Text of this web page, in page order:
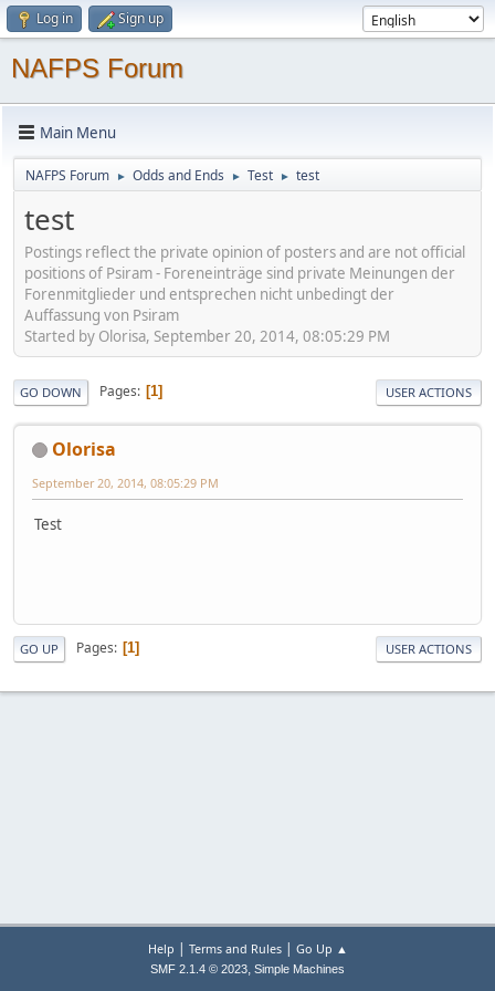
Log in Sign up
NAFPS Forum
Main Menu
NAFPS Forum ► Odds and Ends ► Test ► test
test
Postings reflect the private opinion of posters and are not official
positions of Psiram - Foreneinträge sind private Meinungen der
Forenmitglieder und entsprechen nicht unbedingt der
Auffassung von Psiram
Started by Olorisa, September 20, 2014, 08:05:29 PM
GO DOWN Pages 1 USER ACTIONS
Olorisa
September 20, 2014, 08:05:29 PM
Test
GO UP Pages 1 USER ACTIONS
Help | Terms and Rules| Go Up ▲
SMF 2.1.4 © 2023, Simple Machines